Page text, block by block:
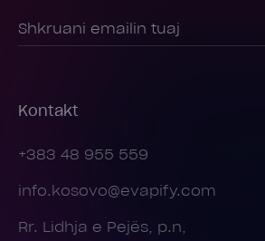
Kontakt
+383 48 955 559
info.kosovo@evapify.com
Rr. Lidhja e Pejës, p.n,